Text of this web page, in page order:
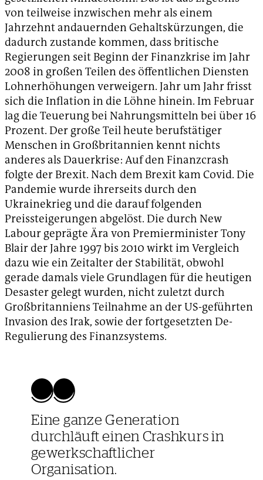
von teilweise inzwischen mehr als einem
Jahrzehnt andauernden Gehaltskürzungen, die
dadurch zustande kommen, dass britische
Regierungen seit Beginn der Finanzkrise im Jahr
2008 in großen Teilen des öffentlichen Diensten
Lohnerhöhungen verweigern. Jahr um Jahr frisst
sich die Inflation in die Löhne hinein. Im Februar
lag die Teuerung bei Nahrungsmitteln bei über 16
Prozent. Der große Teil heute berufstätiger
Menschen in Großbritannien kennt nichts
anderes als Dauerkrise: Auf den Finanzcrash
folgte der Brexit. Nach dem Brexit kam Covid. Die
Pandemie wurde ihrerseits durch den
Ukrainekrieg und die darauf folgenden
Preissteigerungen abgelöst. Die durch New
Labour geprägte Ära von Premierminister Tony
Blair der Jahre 1997 bis 2010 wirkt im Vergleich
dazu wie ein Zeitalter der Stabilität, obwohl
gerade damals viele Grundlagen für die heutigen
Desaster gelegt wurden, nicht zuletzt durch
Großbritanniens Teilnahme an der US-geführten
Invasion des Irak, sowie der fortgesetzten De-
Regulierung des Finanzsystems.
Eine ganze Generation
durchläuft einen Crashkurs in
gewerkschaftlicher
Organisation.